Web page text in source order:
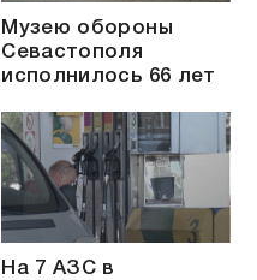
Музею обороны
Севастополя
исполнилось 66 лет
На 7 АЗС в